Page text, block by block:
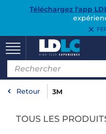
Téléchargez l'app
Retour 3M
TOUS LES